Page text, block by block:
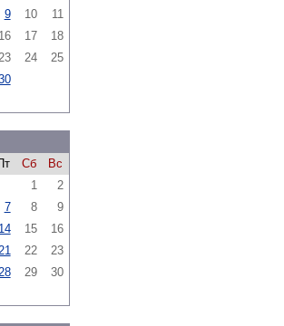
9 10
11
16 17
18
23 24
25
Сб
Вс
1
2
7 8
9
14 15
16
21 22
23
28 29
30